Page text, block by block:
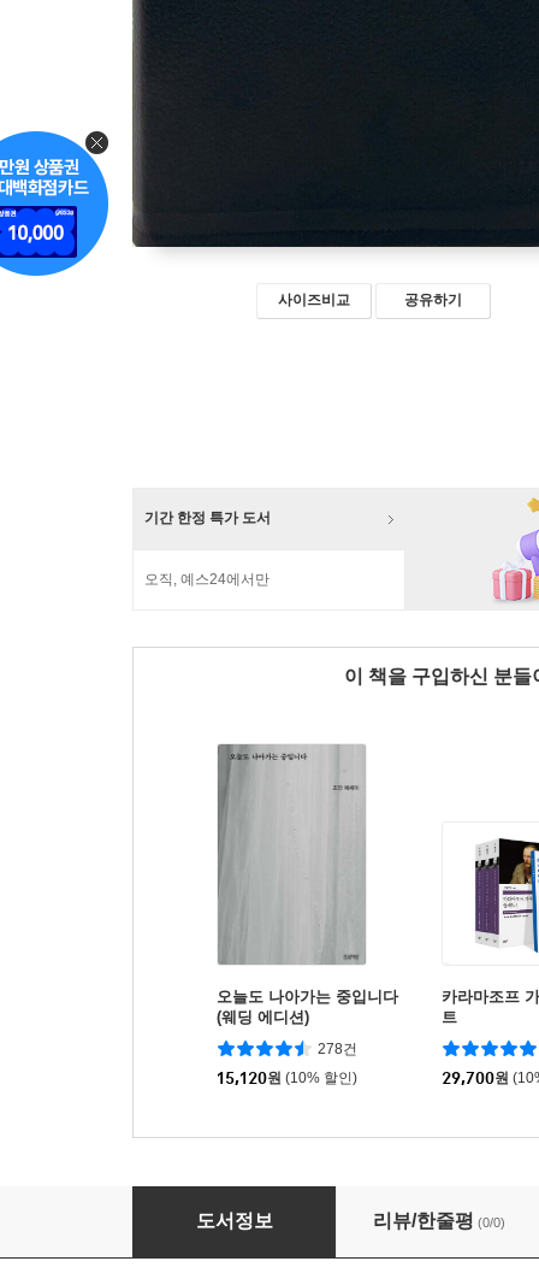
사이즈비교 공유하기
기간 한정 특가 도서
오직, 예스24에서만
이 책을 구입하신 분
오늘도 나아가는 중입니다
(웨딩 에디션)
278건
15,120원 (10% 할인)
카라마조프
트
29,700원
큰글씨 새번역 성경 (RN72EWF/표준새번역
도서정보 리뷰/한줄평 (0/0)